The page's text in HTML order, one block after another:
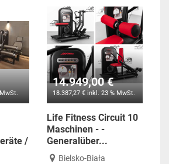
/
14.949,00 €
18.387,27 € inkl. 23 % MwSt.
Life Fitness Circuit 10
Maschinen - -
Generalüber...
Bielsko-Biała